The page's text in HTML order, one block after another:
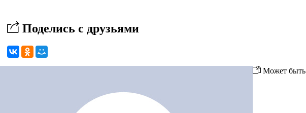
Поделись с друзьями
Может быть